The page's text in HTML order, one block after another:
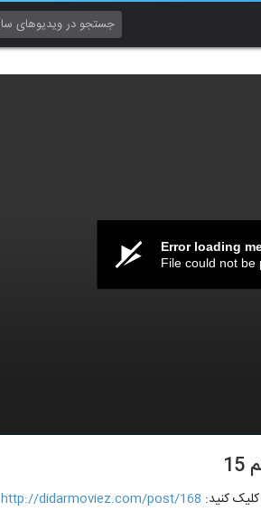
Error loading
File could not be
http://didarmoviez.com/post/168